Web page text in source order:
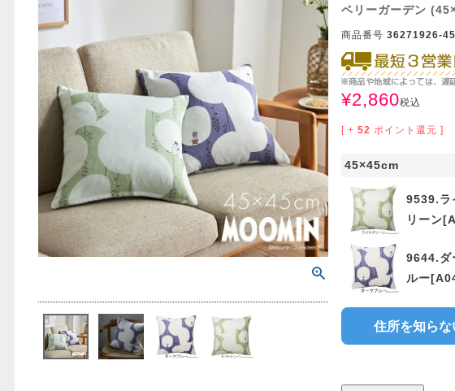
カーテンサイズの測り方
カーテン生地 無料サンプル
DESIGN LIFE
NEXTHOME
colne
防炎
既製カーテン
遮光カーテン
100×135cm（遮光カーテン）
100×178cm（遮光カーテン）
100×200cm（遮光カーテン）
厚地カーテン
100×135cm（厚地カーテン）
100×178cm（厚地カーテン）
100×200cm（厚地カーテン）
レースカーテン
100×133cm(レースカーテン)
100×176cm(レースカーテン)
100×198cm(レースカーテン)
カーテンを機能で選ぶ
1級遮光カーテン
防炎カーテン
遮熱レースカーテン
カーテンをテイストで選ぶ
花・植物柄(厚地カーテン)
無地・無地調(厚地カーテン)
colne
カーテンデザイン一覧
ラグをサイズで選ぶ
100×140cm程度
140×200cm程度
170×220cm程度
200×200cm程度
200×250cm程度
100×100cm（円形）
ラグを機能で選ぶ
床暖房/ホットカーペット対応
防音ラグ
防炎ラグ
防ダニラグ
消臭ラグ
ラグのサイズの選び方
ラグの選び方講座
ラグのお手入れ方法
カーペットをサイズで選ぶ
176×176cm（江戸間2畳）
176×261cm（江戸間3畳）
261×261cm（江戸間4.5畳）
261×352cm（江戸間6畳）
191×191cm（本間2畳）
タイルカーペット
カーペットのサイズの選び方
カーペットの選び方講座
カーペットデザイン一覧
玄関マット
約45×75cm
約50×80cm
約55×85cm
約70×120cm
円形・変形サイズ
キッチンマット
約45×60cm
約45×120cm
約45×240cm
約45×270cm
マットを機能で選ぶ
洗えるマット
マットデザイン一覧
オーダーカーテン
カーテン
マット
雑貨
クッションカバー
トイレタリー
布・生地
キッチン小物
リビング用品
布団カバー
敷きパッド
風呂敷
ベリーガーデン
商品番号 36271926-
¥2,860税込
[ + 52 ポイント還元 ]
45×45cm
9539.ラ
リーン
9644.ダ
ルー
住所を知ら